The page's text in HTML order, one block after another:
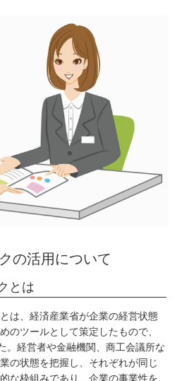
の活用について
とは
は、経済産業省が企業の経営状態
のツールとして策定したもので、
。経営者や金融機関、商工会議所な
の状態を把握し、それぞれが同じ
な枠組みであり、企業の事業性を